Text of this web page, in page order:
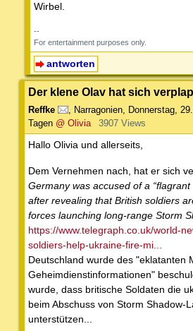
Wirbel.
--
For entertainment purposes only.
antworten
Der klene Olav hat sich
Reffke , Narragonien, Donnerstag,
Tagen @ Olivia 3907 Views
Hallo Olivia und allerseits,
Dem Vernehmen nach, hat er sich
Germany was accused of a
after revealing that British soldiers
forces launching long-range Storm
https://www.telegraph.co.uk/world-
soldiers-help-ukraine-fire-mi...
Deutschland wurde des "eklatanten
Geheimdienstinformationen"
wurde, dass britische Soldaten die
beim Abschuss von Storm Shadow-
unterstützen...